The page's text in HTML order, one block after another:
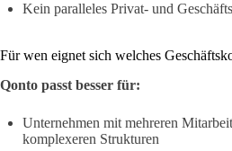
Kein paralleles Privat- und
Für wen eignet sich welches
Qonto passt besser für:
Unternehmen mit mehreren
komplexeren Strukturen